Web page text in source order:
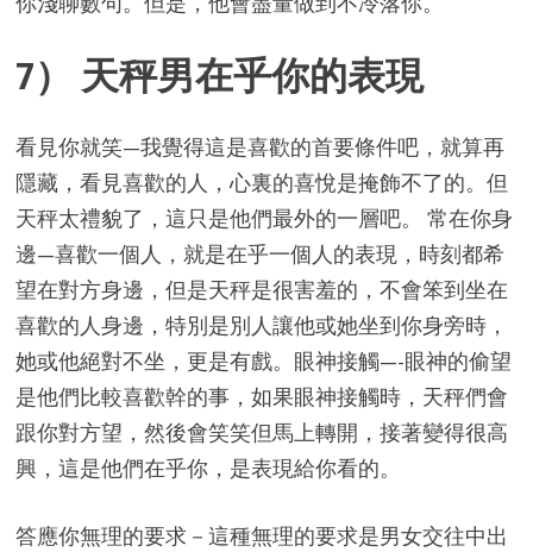
7） 天秤男在乎你的表現
看見你就笑—我覺得這是喜歡的首要條件吧，就算再
隱藏，看見喜歡的人，心裏的喜悅是掩飾不了的。但
天秤太禮貌了，這只是他們最外的一層吧。 常在你身
邊—喜歡一個人，就是在乎一個人的表現，時刻都希
望在對方身邊，但是天秤是很害羞的，不會笨到坐在
喜歡的人身邊，特別是別人讓他或她坐到你身旁時，
她或他絕對不坐，更是有戲。眼神接觸—-眼神的偷望
是他們比較喜歡幹的事，如果眼神接觸時，天秤們會
跟你對方望，然後會笑笑但馬上轉開，接著變得很高
興，這是他們在乎你，是表現給你看的。
答應你無理的要求－這種無理的要求是男女交往中出